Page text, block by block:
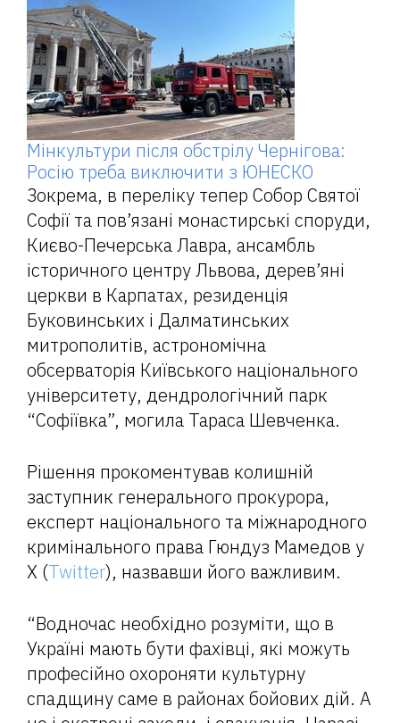
Мінкультури після обстрілу Чернігова:
Росію треба виключити з ЮНЕСКО
Зокрема, в переліку тепер Собор Святої
Софії та пов’язані монастирські споруди,
Києво-Печерська Лавра, ансамбль
історичного центру Львова, дерев’яні
церкви в Карпатах, резиденція
Буковинських і Далматинських
митрополитів, астрономічна
обсерваторія Київського національного
університету, дендрологічний парк
“Софіївка”, могила Тараса Шевченка.
Рішення прокоментував колишній
заступник генерального прокурора,
експерт національного та міжнародного
кримінального права Гюндуз Мамедов у
X (Twitter), назвавши його важливим.
“Водночас необхідно розуміти, що в
Україні мають бути фахівці, які можуть
професійно охороняти культурну
спадщину саме в районах бойових дій. А